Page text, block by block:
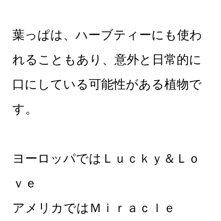
葉っぱは、ハーブティーにも使わ
れることもあり、意外と日常的に
口にしている可能性がある植物で
す。
ヨーロッパではＬｕｃｋｙ＆Ｌｏ
ｖｅ
アメリカではＭｉｒａｃｌｅ